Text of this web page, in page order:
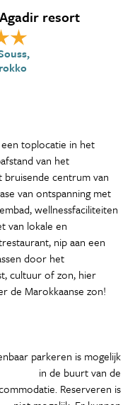
resort
een toplocatie in het
van het
bruisende centrum van
van ontspanning met
wellnessfaciliteiten
van lokale en
nip aan een
door het
cultuur of zon, hier
de Marokkaanse zon!
parkeren is mogelijk
in de buurt van de
Reserveren is